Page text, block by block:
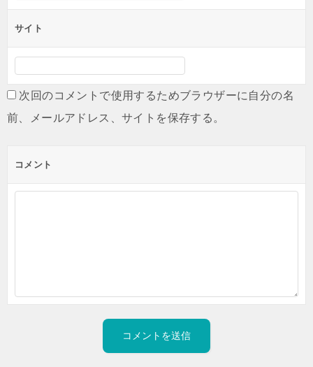
サイト
次回のコメントで使用するためブラウザーに自分の名
前、メールアドレス、サイトを保存する。
コメント